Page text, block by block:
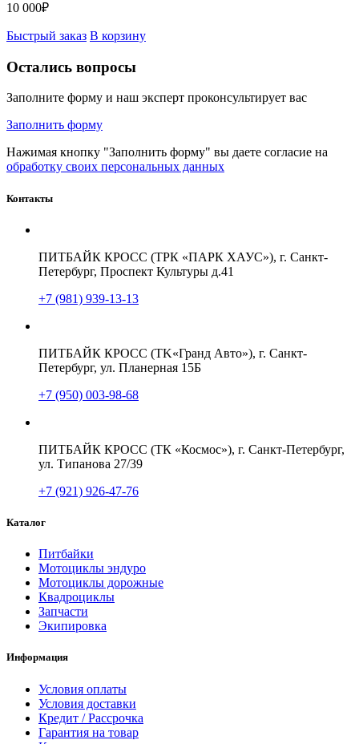
10 000₽
Быстрый заказ В корзину
Остались вопросы
Заполните форму и наш эксперт проконсультирует вас
Заполнить форму
Нажимая кнопку "Заполнить форму" вы даете согласие на
обработку своих персональных данных
Контакты
ПИТБАЙК КРОСС (ТРК «ПАРК ХАУС»), г. Санкт-
Петербург, Проспект Культуры д.41
+7 (981) 939-13-13
ПИТБАЙК КРОСС (TK«Гранд Авто»), г. Санкт-
Петербург, ул. Планерная 15Б
+7 (950) 003-98-68
ПИТБАЙК КРОСС (ТК «Космос»), г. Санкт-Петербург,
ул. Типанова 27/39
+7 (921) 926-47-76
Каталог
Питбайки
Мотоциклы эндуро
Мотоциклы дорожные
Квадроциклы
Запчасти
Экипировка
Информация
Условия оплаты
Условия доставки
Кредит / Рассрочка
Гарантия на товар